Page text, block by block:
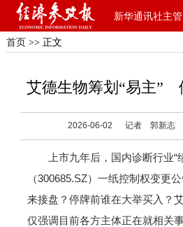
新华通讯社主管
首页 >> 正文
艾德生物筹划“易主”
2026-06-02 记者 郭新志
上市九年后，国内诊断行业“
（300685.SZ）一纸控制权变更
来接盘？停牌前谁在大举买入？
仅强调目前各方主体正在就相关